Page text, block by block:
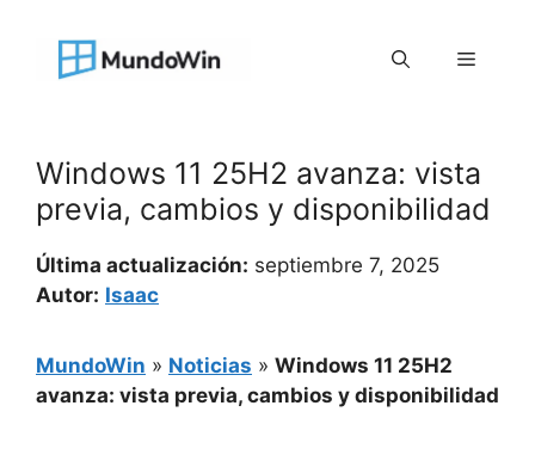
contenido
Menú
Windows 11 25H2 avanza: vista
previa, cambios y disponibilidad
Última actualización: septiembre 7, 2025
Autor: Isaac
MundoWin » Noticias » Windows 11 25H2
avanza: vista previa, cambios y disponibilidad